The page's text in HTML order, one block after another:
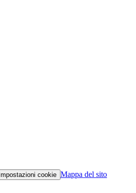
Impostazioni cookie Mappa del sito